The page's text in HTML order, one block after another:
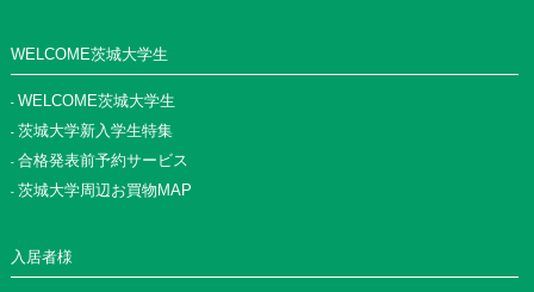
WELCOME茨城大学生
WELCOME茨城大学生
茨城大学新入学生特集
合格発表前予約サービス
茨城大学周辺お買物MAP
入居者様